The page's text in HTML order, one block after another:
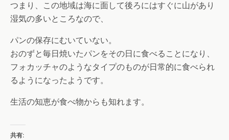
つまり、この地域は海に面して後ろにはすぐに山があり
湿気の多いところなので、
パンの保存にむいていない。
おのずと毎日焼いたパンをその日に食べることになり、
フォカッチャのようなタイプのものが日常的に食べられ
るようになったようです。
生活の知恵が食べ物からも知れます。
共有: